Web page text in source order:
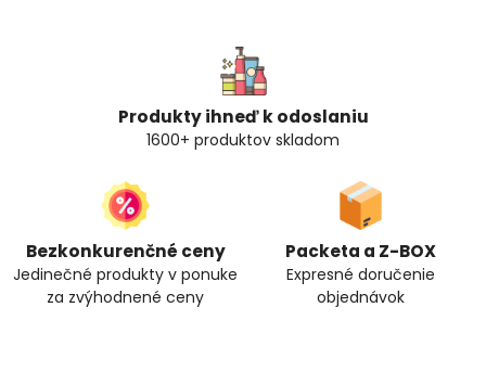
Produkty ihneď k odoslaniu
1600+ produktov skladom
Bezkonkurenčné ceny
Jedinečné produkty v ponuke
za zvýhodnené ceny
Packeta a Z-BOX
Expresné doručenie
objednávok